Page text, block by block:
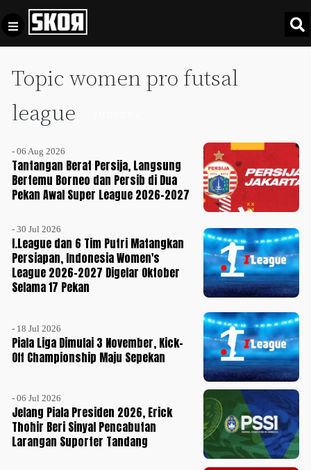
Topic women pro futsal
league
- 06 Aug 2026
Tantangan Berat Persija, Langsung
Bertemu Borneo dan Persib di Dua
Pekan Awal Super League 2026-2027
- 30 Jul 2026
I.League dan 6 Tim Putri Matangkan
Persiapan, Indonesia Women's
League 2026-2027 Digelar Oktober
Selama 17 Pekan
- 18 Jul 2026
Piala Liga Dimulai 3 November, Kick-
Off Championship Maju Sepekan
- 06 Jul 2026
Jelang Piala Presiden 2026, Erick
Thohir Beri Sinyal Pencabutan
Larangan Suporter Tandang
Football +
Culture
Sports
Update
+
Indonesia
SKOR
SPECIAL
Privacy
Pedoman
Media
Siber
Disclaimer
Tentang
Kami